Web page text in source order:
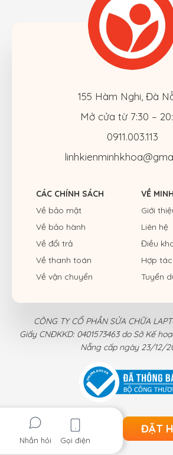
Nhắn hỏi Gọi điện
ĐẶT
CÁC CHÍNH SÁCH
Về bảo mật
Về bảo hành
Về đổi trả
Về thanh toán
Về vận chuyển
155 Hàm Nghi, Đà
Mở cửa từ 7:30 –
0911.003.113
VỀ
Giới
Liên hệ
Điều
Hợp
Tuyển
CÔNG TY CỔ PHẦN SỬA CHỮA
Giấy CNĐKKD: 0401573463 do Sở Kế
Nẵng cấp ngày 23/12/